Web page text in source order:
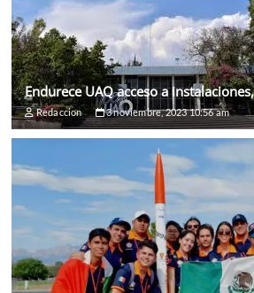
Endurece UAQ acceso a
Redaccion 3 noviembre, 2023 10:56 am